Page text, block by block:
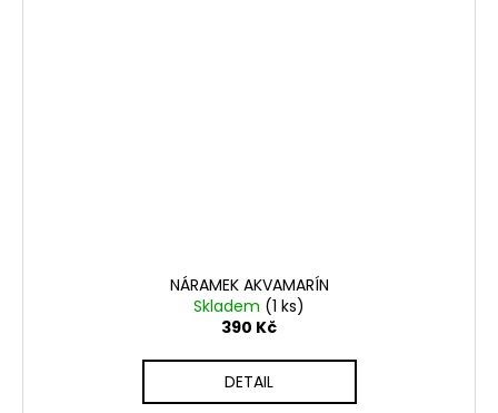
NÁRAMEK AKVAMARÍN
Skladem (1 ks)
390 Kč
DETAIL